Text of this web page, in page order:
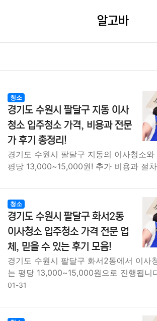
알고바
청소
경기도 수원시 팔달구 지동 이사
청소 입주청소 가격, 비용과 전문
가 후기 총정리!
경기도 수원시 팔달구 지동의 이사청소
평당 13,000~15,000원! 추가 비용과 절
청소
경기도 수원시 팔달구 화서2동
이사청소 입주청소 가격 전문 업
체, 믿을 수 있는 후기 모음!
경기도 수원시 팔달구 화서2동에서 이사
는 평당 13,000~15,000원으로 진행됩니
01-31